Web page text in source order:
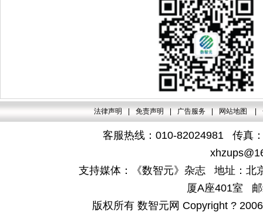
法律声明 免责声明 广告服务 网站地图
客服热线：010-82024981 传真
支持媒体：《数智元》杂志 地址：北
厦A座401室
版权所有 数智元网 Copyright ?